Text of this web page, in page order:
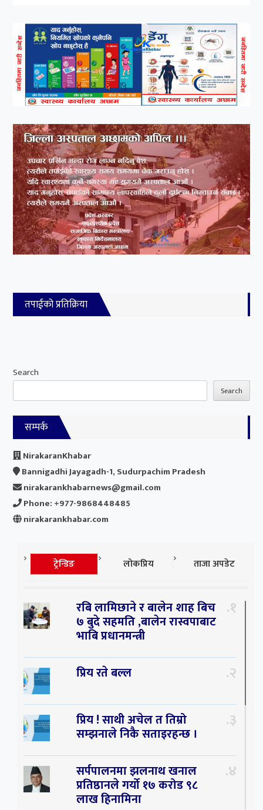
तपाईको प्रतिक्रिया
Search
Search
सम्पर्क
NirakaranKhabar
Bannigadhi Jayagadh-1, Sudurpachim Pradesh
nirakarankhabarnews@gmail.com
Phone: +977-9868448485
nirakarankhabar.com
ट्रेन्डिङ लोकप्रिय ताजा अपडेट
रबि लामिछाने र बालेन शाह बिच
७ बुदे सहमति ,बालेन रास्वपाबाट
भाबि प्रधानमन्त्री
१
प्रिय रते बल्ल २
प्रिय ! साथी अचेल त तिम्रो
सम्झनाले निकै सताइरहन्छ ।
३
सर्पपालनमा झलनाथ खनाल
प्रतिष्ठानले गर्यो १७ करोड ९८
लाख हिनामिना
४